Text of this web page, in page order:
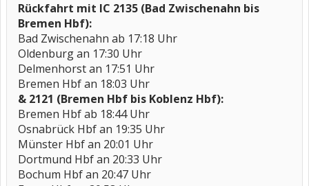
Rückfahrt mit IC 2135 (Bad Zwischenahn bis
Bremen Hbf):
Bad Zwischenahn ab 17:18 Uhr
Oldenburg an 17:30 Uhr
Delmenhorst an 17:51 Uhr
Bremen Hbf an 18:03 Uhr
& 2121 (Bremen Hbf bis Koblenz Hbf):
Bremen Hbf ab 18:44 Uhr
Osnabrück Hbf an 19:35 Uhr
Münster Hbf an 20:01 Uhr
Dortmund Hbf an 20:33 Uhr
Bochum Hbf an 20:47 Uhr